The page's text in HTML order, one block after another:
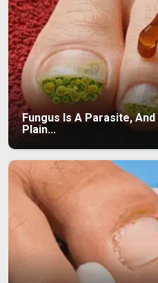
Fungus Is A Parasite,
Plain...